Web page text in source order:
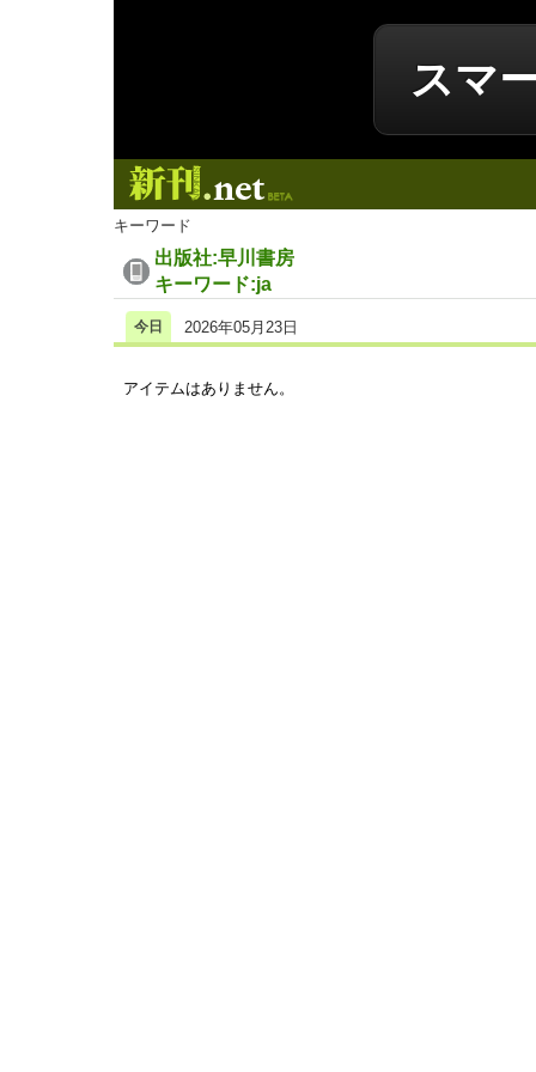
スマ
キーワード
出版社:早川書房
キーワード:ja
今日 2026年05月23日
アイテムはありません。